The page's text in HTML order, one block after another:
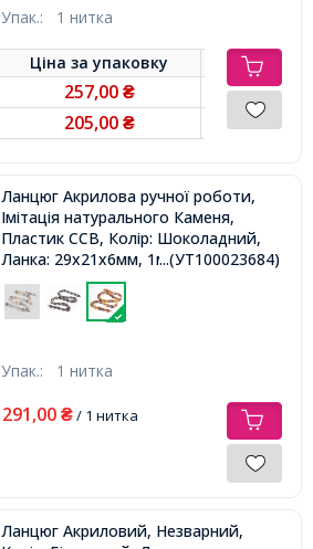
Упак.: 1 нитка
Ціна заупаковку
257,00 ₴
205,00 ₴
Ланцюг Акрилова ручної роботи,
Імітація натурального Каменя,
Пластик CCB, Колір: Шоколадний,
Ланка: 29x21x6мм, 1м / нитка,
...(УТ100023684)
Упак.: 1 нитка
291,00 ₴/ 1 нитка
Ланцюг Акриловий, Незварний,